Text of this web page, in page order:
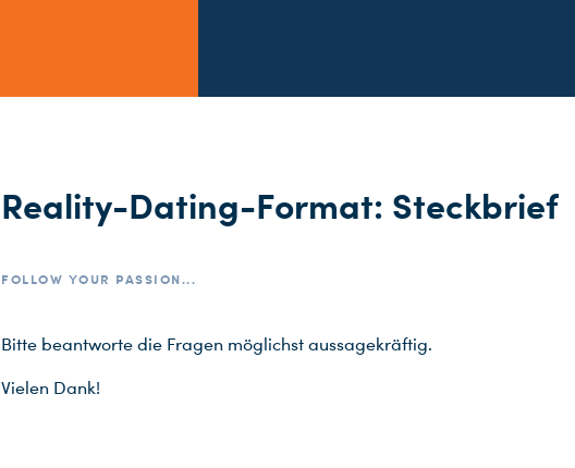
Reality-Dating-Format: Steckbrief
FOLLOW YOUR PASSION...
Bitte beantworte die Fragen möglichst aussagekräftig.
Vielen Dank!